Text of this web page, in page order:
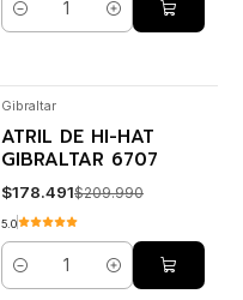
Cantidad
Gibraltar
ATRIL DE HI-HAT
GIBRALTAR 6707
$178.491$209.990
5.0
Cantidad